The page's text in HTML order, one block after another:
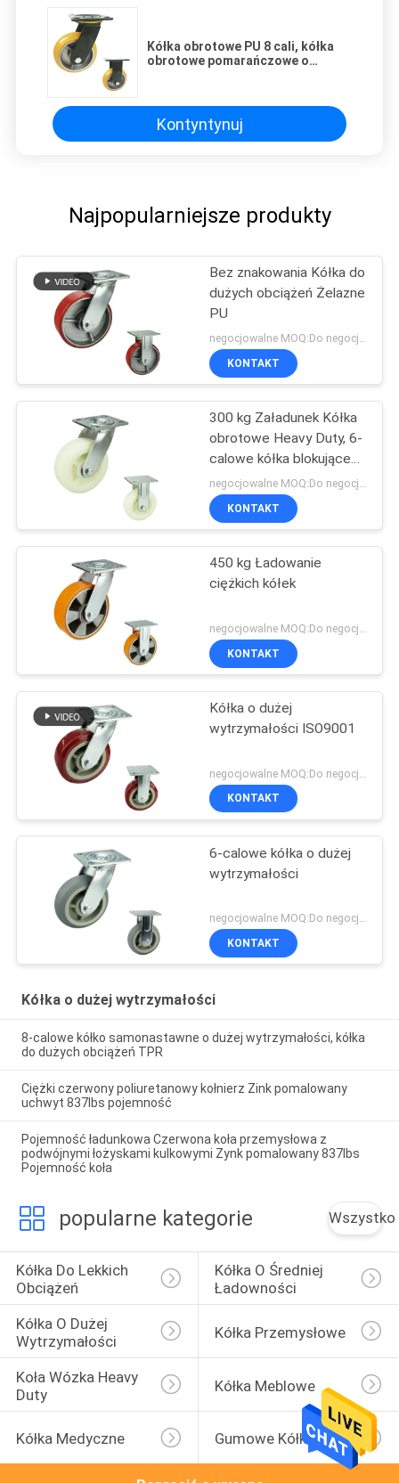
Kółka obrotowe PU 8 cali, kółka
obrotowe pomarańczowe o
Kontyntynuj
Najpopularniejsze produkty
Bez znakowania Kółka do
dużych obciążeń Żelazne
PU
negocjowalne MOQ:Do negocjacji
KONTAKT
300 kg Załadunek Kółka
obrotowe Heavy Duty, 6-
calowe kółka blokujące
Heavy Duty
KONTAKT
450 kg Ładowanie
ciężkich kółek
KONTAKT
Kółka o dużej
wytrzymałości ISO9001
KONTAKT
6-calowe kółka o dużej
wytrzymałości
negocjowalne MOQ:Do negocjacji
KONTAKT
Kółka o dużej wytrzymałości
8-calowe kółko samonastawne o dużej wytrzymałości, kółka
do dużych obciążeń TPR
Ciężki czerwony poliuretanowy kołnierz Zink pomalowany
uchwyt 837lbs pojemność
Pojemność ładunkowa Czerwona koła przemysłowa z
podwójnymi łożyskami kulkowymi Zynk pomalowany 837lbs
Pojemność koła
popularne kategorie Wszystko
Kółka Do Lekkich
Obciążeń
Kółka O Średniej
Ładowności
Kółka O Dużej
Wytrzymałości
Kółka Przemysłowe
Koła Wózka Heavy
Duty
Kółka Meblowe
Kółka Medyczne Gumowe Kółka